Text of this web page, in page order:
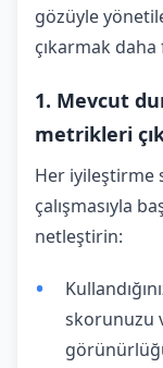
gözüyle
çıkarmak daha
1. Mevcut
metrikleri
Her iyileştirme
çalışmasıyla
netleştirin:
skorunuzu